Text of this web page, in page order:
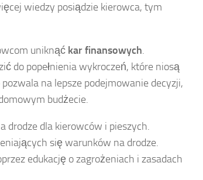
wiedzy posiądzie kierowca, tym
uniknąć kar finansowych.
do popełnienia wykroczeń, które niosą
na lepsze podejmowanie decyzji,
budżecie.
drodze dla kierowców i pieszych.
się warunków na drodze.
edukację o zagrożeniach i zasadach